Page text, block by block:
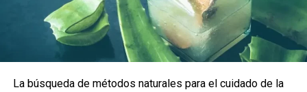
La búsqueda de métodos naturales para el cuidado de la